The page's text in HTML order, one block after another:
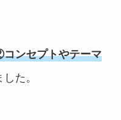
ンセプトやテーマ
た。